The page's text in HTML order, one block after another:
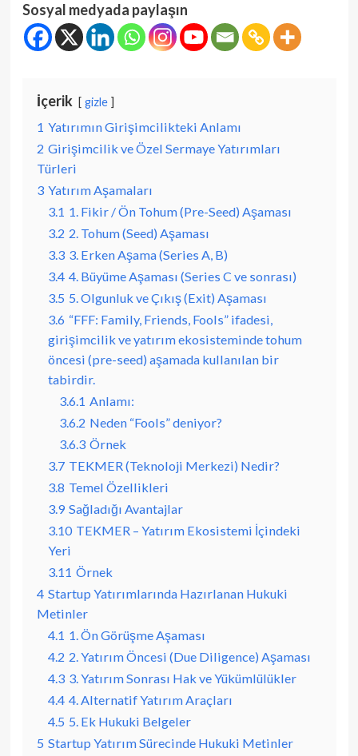
Sosyal medyada paylaşın
İçerik gizle
1 Yatırımın Girişimcilikteki Anlamı
2 Girişimcilik ve Özel Sermaye Yatırımları
Türleri
3 Yatırım Aşamaları
3.1 1. Fikir / Ön Tohum (Pre-Seed) Aşaması
3.2 2. Tohum (Seed) Aşaması
3.3 3. Erken Aşama (Series A, B)
3.4 4. Büyüme Aşaması (Series C ve sonrası)
3.5 5. Olgunluk ve Çıkış (Exit) Aşaması
3.6 “FFF: Family, Friends, Fools” ifadesi,
girişimcilik ve yatırım ekosisteminde tohum
öncesi (pre-seed) aşamada kullanılan bir
tabirdir.
3.6.1 Anlamı:
3.6.2 Neden “Fools” deniyor?
3.6.3 Örnek
3.7 TEKMER (Teknoloji Merkezi) Nedir?
3.8 Temel Özellikleri
3.9 Sağladığı Avantajlar
3.10 TEKMER – Yatırım Ekosistemi İçindeki
Yeri
3.11 Örnek
4 Startup Yatırımlarında Hazırlanan Hukuki
Metinler
4.1 1. Ön Görüşme Aşaması
4.2 2. Yatırım Öncesi (Due Diligence) Aşaması
4.3 3. Yatırım Sonrası Hak ve Yükümlülükler
4.4 4. Alternatif Yatırım Araçları
4.5 5. Ek Hukuki Belgeler
5 Startup Yatırım Sürecinde Hukuki Metinler